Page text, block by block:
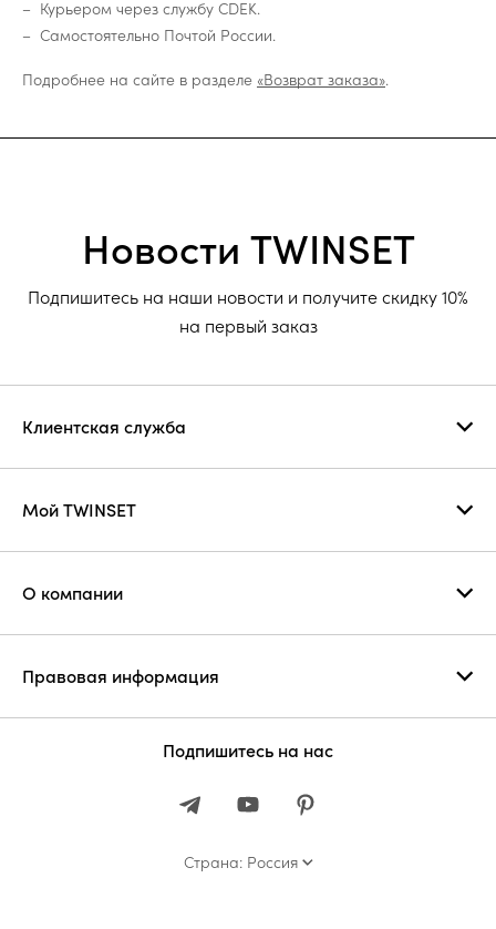
Курьером через службу CDEK.
Самостоятельно Почтой России.
Подробнее на сайте в разделе «Возврат заказа».
Новости TWINSET
Подпишитесь на наши новости и получите скидку 10%
на первый заказ
Клиентская служба
Мой TWINSET
О компании
Правовая информация
Подпишитесь на нас
Страна: Россия